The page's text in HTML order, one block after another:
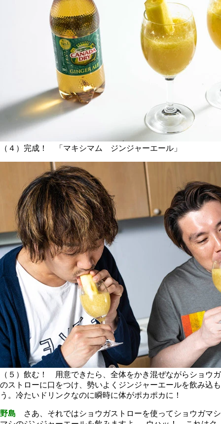
（４）完成！ 「マキシマム ジンジャーエール」
（５）飲む！ 用意できたら、全体をかき混ぜながらショウガ
のストローに口をつけ、勢いよくジンジャーエールを飲み込も
う。冷たいドリンクなのに瞬時に体がポカポカに！
野島 さあ、それではショウガストローを使ってショウガマシ